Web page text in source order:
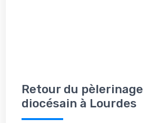
Retour du pèlerinage
diocésain à Lourdes